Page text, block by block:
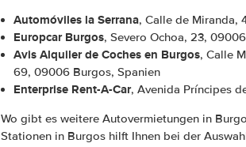
Automóviles la Serrana, Calle de Miranda,
Europcar Burgos, Severo Ochoa, 23,
Avis Alquiler de Coches en Burgos, Calle
69, 09006 Burgos, Spanien
Enterprise Rent-A-Car, Avenida Príncipes
Wo gibt es weitere Autovermietungen in
Stationen in Burgos hilft Ihnen bei der